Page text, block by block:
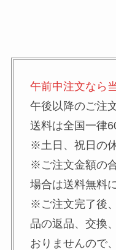
午前中注文なら
午後以降のご注
送料は全国一律
※土日、祝日の
※ご注文金額の
場合は送料無料
※ご注文完了後
品の返品、交換
おりませんので